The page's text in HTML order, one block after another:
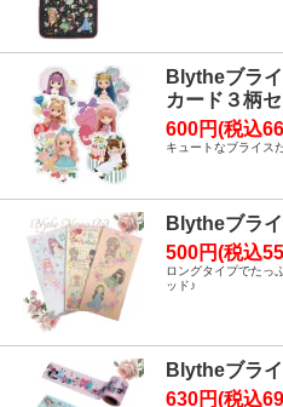
Blytheブラ
カード３柄
600円(税込
キュートなブライス
Blytheブラ
500円(税込
ロングタイプでたっ
ッド♪
Blytheブラ
630円(税込